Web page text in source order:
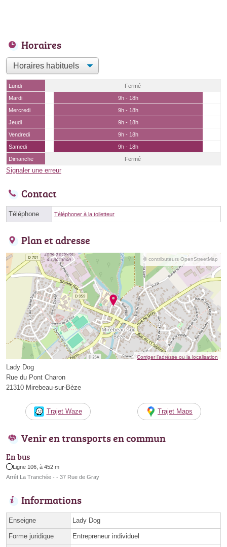
Horaires
Lundi
Fermé
Mardi
9h - 18h
Mercredi
9h - 18h
Jeudi
9h - 18h
Vendredi
9h - 18h
Samedi
9h - 18h
Dimanche
Fermé
Signaler une erreur
Contact
Téléphone Téléphoner à la toiletteur
Plan et adresse
© contributeurs OpenStreetMap
Corriger l’adresse ou la localisation
Lady Dog
Rue du Pont Charon
21310 Mirebeau-sur-Bèze
Trajet Waze Trajet Maps
Venir en transports en commun
En bus
Ligne 106, à 452 m
Arrêt La Tranchée - - 37 Rue de Gray
Informations
Enseigne Lady Dog
Forme juridique Entrepreneur individuel